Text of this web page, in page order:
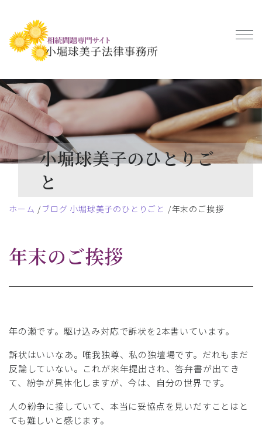
小堀球美子のひとりご
と
ホーム ブログ 小堀球美子のひとりごと 年末のご挨拶
年末のご挨拶
年の瀬です。駆け込み対応で訴状を2本書いています。
訴状はいいなあ。唯我独尊、私の独壇場です。だれもまだ
反論していない。これが来年提出され、答弁書が出てき
て、紛争が具体化しますが、今は、自分の世界です。
人の紛争に接していて、本当に妥協点を見いだすことはと
ても難しいと感じます。